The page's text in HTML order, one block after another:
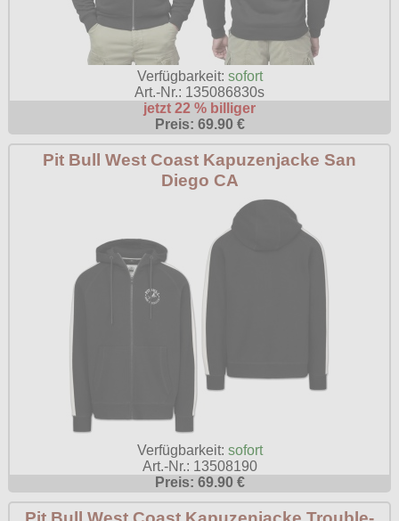
Verfügbarkeit: sofort
Art.-Nr.: 135086830s
jetzt 22 % billiger
Preis: 69.90 €
Pit Bull West Coast Kapuzenjacke San
Diego CA
Verfügbarkeit: sofort
Art.-Nr.: 13508190
Preis: 69.90 €